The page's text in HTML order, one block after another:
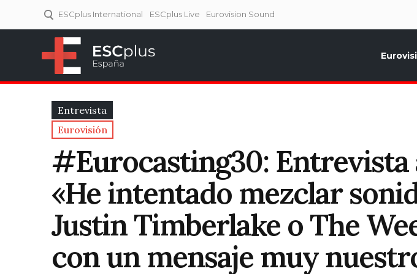
ESCplus International ESCplus Live Eurovision Sound
Entrevista
Eurovisión
#Eurocasting30: Entrevista
«He intentado mezclar
Justin Timberlake o The
con un mensaje muy